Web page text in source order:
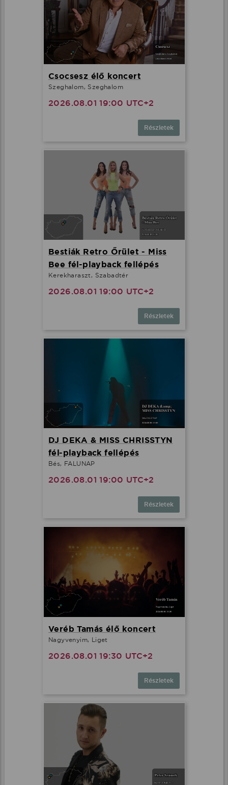
Csocsesz élő koncert
Szeghalom, Szeghalom
2026.08.01 19:00 UTC+2
Részletek
Bestiák Retro Őrület - Miss
Bee fél-playback fellépés
Kerekharaszt, Szabadtér
2026.08.01 19:00 UTC+2
Részletek
DJ DEKA & MISS CHRISSTYN
fél-playback fellépés
Bés, FALUNAP
2026.08.01 19:00 UTC+2
Részletek
Veréb Tamás élő koncert
Nagyvenyim, Liget
2026.08.01 19:30 UTC+2
Részletek